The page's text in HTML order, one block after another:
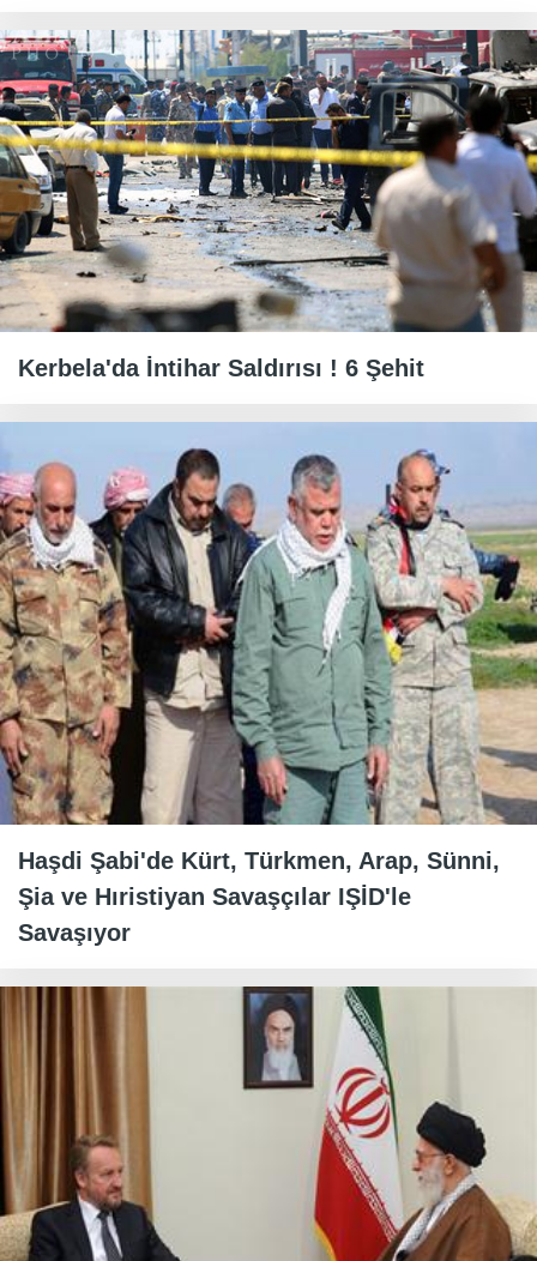
Kerbela'da İntihar Saldırısı ! 6 Şehit
Haşdi Şabi'de Kürt, Türkmen, Arap, Sünni,
Şia ve Hıristiyan Savaşçılar IŞİD'le
Savaşıyor